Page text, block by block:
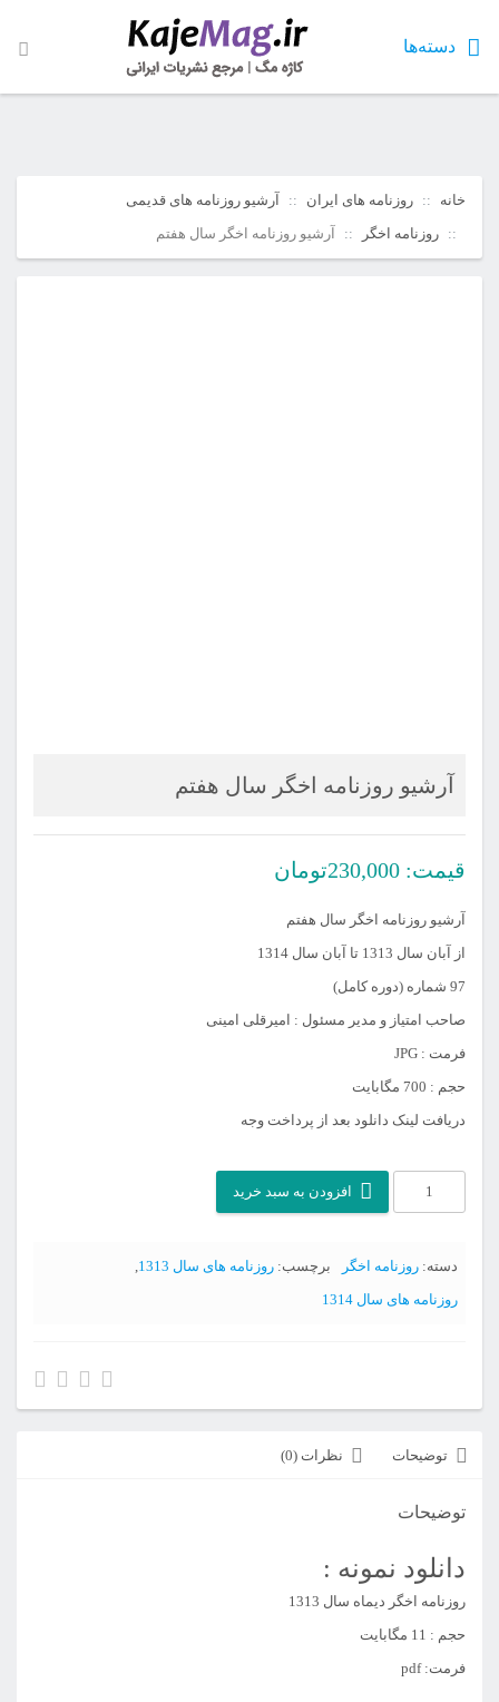
دسته‌ها
خانه روزنامه های ایران
آرشیو روزنامه های قدیمی
روزنامه اخگر
آرشیو روزنامه اخگر سال هفتم
آرشیو روزنامه اخگر سال هفتم
قیمت: 230,000تومان
آرشیو روزنامه اخگر سال هفتم
از آبان سال 1313 تا آبان سال 1314
97 شماره (دوره کامل)
صاحب امتیاز و مدیر مسئول : امیرقلی امینی
فرمت : JPG
حجم : 700 مگابایت
دریافت لینک دانلود بعد از پرداخت وجه
افزودن به سبد خرید
دسته: روزنامه اخگر برچسب: روزنامه های سال 1313
,
روزنامه های سال 1314
توضیحات نظرات (0)
توضیحات
دانلود نمونه :
روزنامه اخگر دیماه سال 1313
حجم : 11 مگابایت
فرمت: pdf